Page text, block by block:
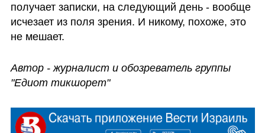
получает записки, на следующий день - вообще
исчезает из поля зрения. И никому, похоже, это
не мешает.
Автор - журналист и обозреватель группы
"Едиот тикшорет"